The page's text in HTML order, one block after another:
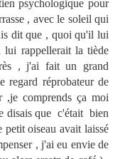
psychologique pour
, avec le soleil qui
dit que , quoi qu'il lui
rappellerait la tiède
, j'ai fait un grand
regard réprobateur de
,je comprends ça moi
disais que c'était bien
oiseau avait laissé
, j'ai eu envie de